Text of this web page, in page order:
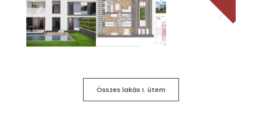
Összes lakás I. ütem